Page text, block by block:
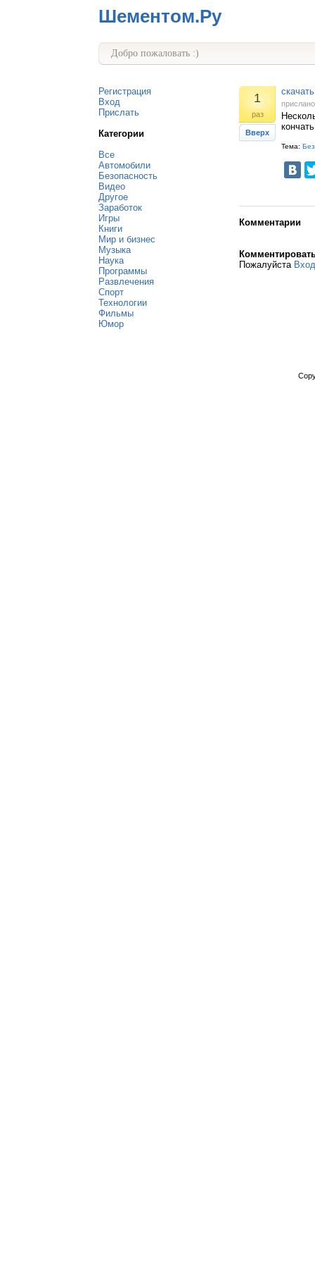
Шементом.Ру
Добро пожаловать :)
Регистрация
Вход
Прислать
Категории
Все
Автомобили
Безопасность
Видео
Другое
Заработок
Игры
Книги
Мир и бизнес
Музыка
Наука
Программы
Развлечения
Спорт
Технологии
Фильмы
Юмор
1
раз
Вверх
Тема:
Комментарии
Пожалуйста Вход